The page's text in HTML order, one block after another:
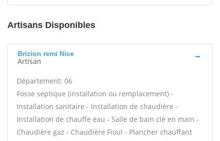
Artisans Disponibles
Brizion remi Nice
Artisan
Département: 06
Fosse septique (installation ou remplacement) -
Installation sanitaire - Installation de chaudière -
Installation de chauffe eau - Salle de bain clé en main -
Chaudière gaz - Chaudière Fioul - Plancher chauffant